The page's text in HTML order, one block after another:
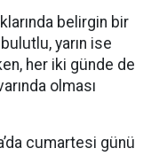
belirgin bir
yarın ise
her iki günde de
olması
cumartesi günü